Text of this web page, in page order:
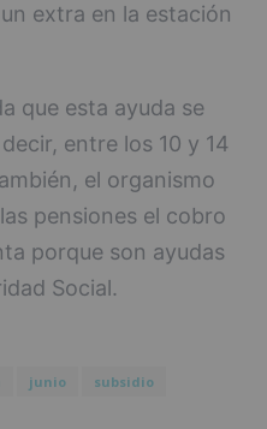
extra en la estación
que esta ayuda se
entre los 10 y 14
el organismo
pensiones el cobro
porque son ayudas
Social.
junio
subsidio